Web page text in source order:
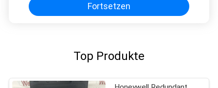
Fortsetzen
Top Produkte